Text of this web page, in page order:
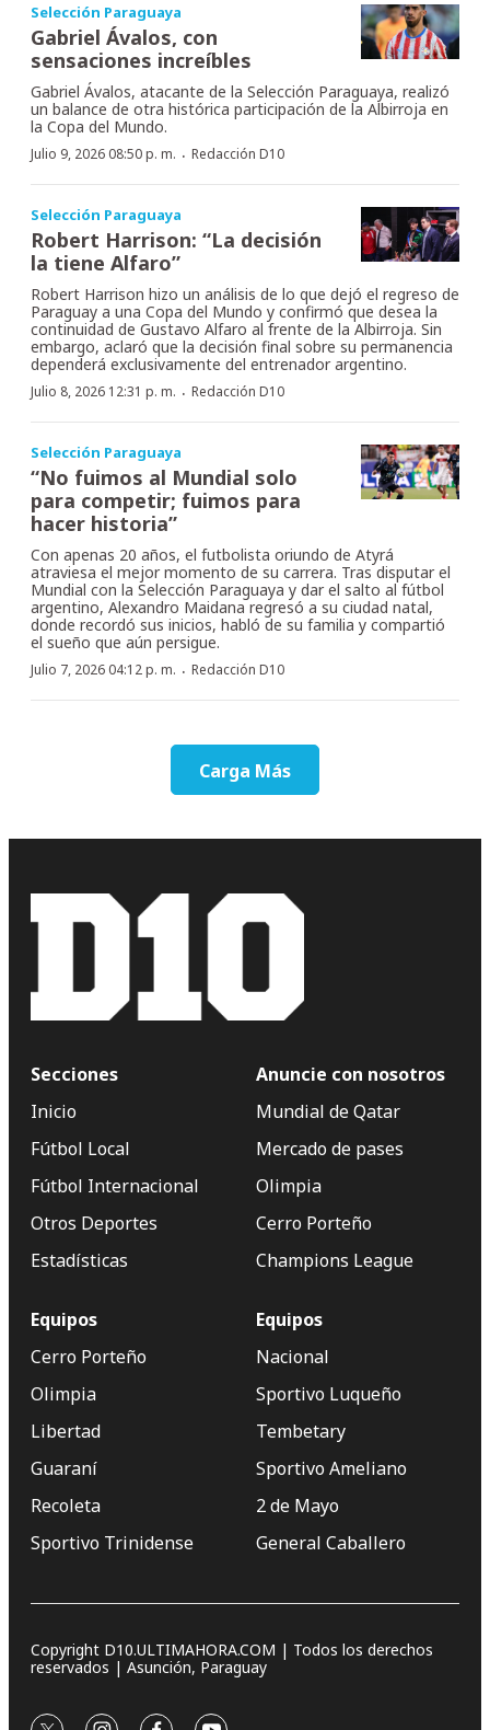
Selección Paraguaya
Gabriel Ávalos, con
sensaciones increíbles
Gabriel Ávalos, atacante de la Selección Paraguaya, realizó
un balance de otra histórica participación de la Albirroja en
la Copa del Mundo.
Julio 9, 2026 08:50 p. m. · Redacción D10
Selección Paraguaya
Robert Harrison: “La decisión
la tiene Alfaro”
Robert Harrison hizo un análisis de lo que dejó el regreso de
Paraguay a una Copa del Mundo y confirmó que desea la
continuidad de Gustavo Alfaro al frente de la Albirroja. Sin
embargo, aclaró que la decisión final sobre su permanencia
dependerá exclusivamente del entrenador argentino.
Julio 8, 2026 12:31 p. m. · Redacción D10
Selección Paraguaya
“No fuimos al Mundial solo
para competir; fuimos para
hacer historia”
Con apenas 20 años, el futbolista oriundo de Atyrá
atraviesa el mejor momento de su carrera. Tras disputar el
Mundial con la Selección Paraguaya y dar el salto al fútbol
argentino, Alexandro Maidana regresó a su ciudad natal,
donde recordó sus inicios, habló de su familia y compartió
el sueño que aún persigue.
Julio 7, 2026 04:12 p. m. · Redacción D10
Carga Más
Secciones
Inicio
Fútbol Local
Fútbol Internacional
Otros Deportes
Estadísticas
Anuncie con nosotros
Mundial de Qatar
Mercado de pases
Olimpia
Cerro Porteño
Champions League
Equipos
Cerro Porteño
Olimpia
Libertad
Guaraní
Recoleta
Sportivo Trinidense
Equipos
Nacional
Sportivo Luqueño
Tembetary
Sportivo Ameliano
2 de Mayo
General Caballero
Copyright D10.ULTIMAHORA.COM | Todos los derechos
reservados | Asunción, Paraguay